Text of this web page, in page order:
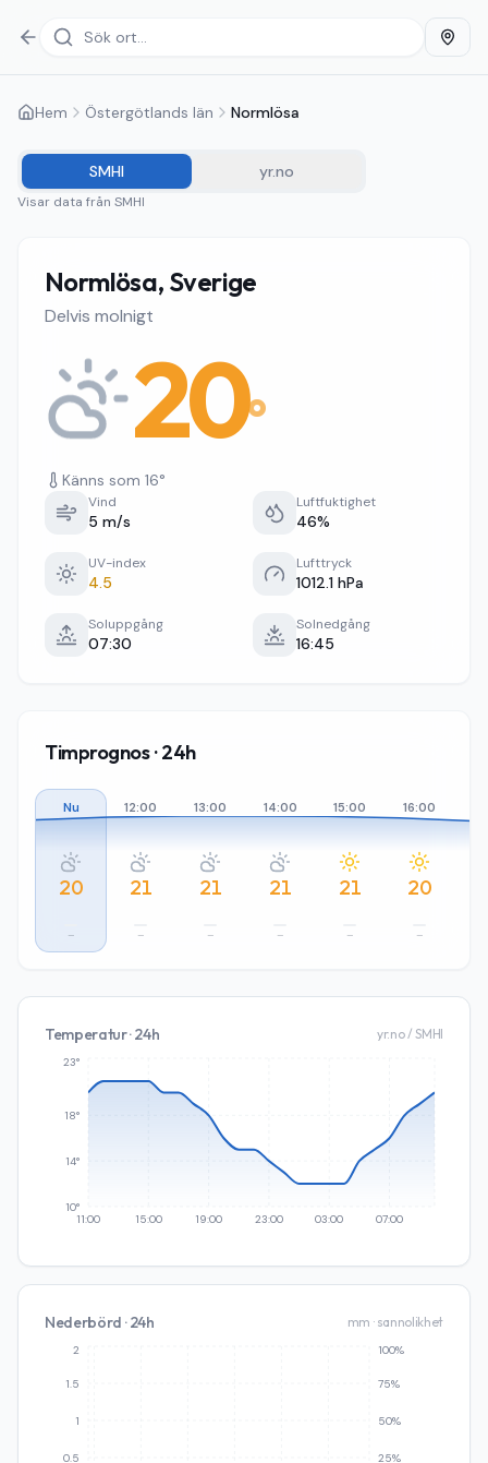
Hem Östergötlands län Normlösa
SMHI yr.no
Visar data från SMHI
Normlösa, Sverige
Delvis molnigt
20°
Känns som 16°
Vind
5 m/s
Luftfuktighet
46%
UV-index
4.5
Lufttryck
1012.1 hPa
Soluppgång
07:30
Solnedgång
16:45
Timprognos · 24h
Nu
20
–
12:00
21
–
13:00
21
–
14:00
21
–
15:00
21
–
16:00
20
–
Temperatur · 24h yr.no / SMHI
11:00 15:00 19:00 23:00 03:00 07:00
10°
14°
18°
23°
Nederbörd · 24h mm · sannolikhet
0.5
1
1.5
2
25%
50%
75%
100%